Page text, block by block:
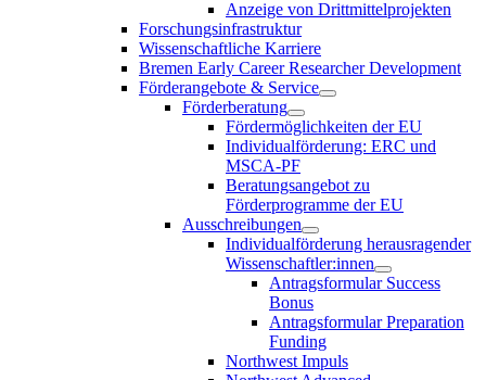
Anzeige von Drittmittelprojekten
Forschungsinfrastruktur
Wissenschaftliche Karriere
Bremen Early Career Researcher Development
Förderangebote & Service
Förderberatung
Fördermöglichkeiten der EU
Individualförderung: ERC und
MSCA-PF
Beratungsangebot zu
Förderprogramme der EU
Ausschreibungen
Individualförderung herausragender
Wissenschaftler:innen
Antragsformular Success
Bonus
Antragsformular Preparation
Funding
Northwest Impuls